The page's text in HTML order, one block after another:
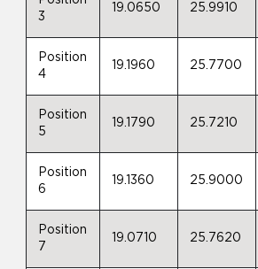
3
19.0650 25.9910
Position
4
19.1960 25.7700
Position
5
19.1790 25.7210
Position
6
19.1360 25.9000
Position
7
19.0710 25.7620